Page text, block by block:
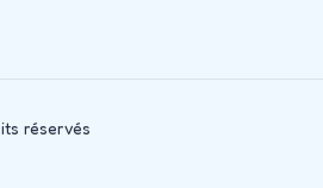
réservés